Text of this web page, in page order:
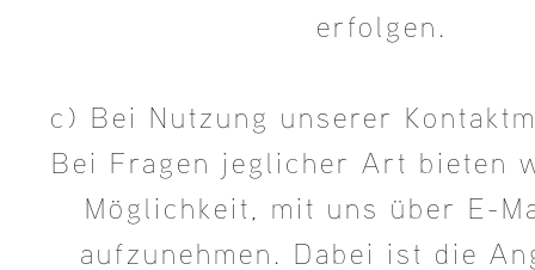
erfolgen.
c) Bei Nutzung unserer
Bei Fragen jeglicher Art bieten
Möglichkeit, mit uns über E-
aufzunehmen. Dabei ist die